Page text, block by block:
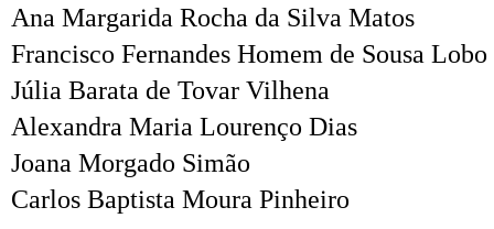
Ana Margarida Rocha da Silva Matos
Francisco Fernandes Homem de Sousa Lobo
Júlia Barata de Tovar Vilhena
Alexandra Maria Lourenço Dias
Joana Morgado Simão
Carlos Baptista Moura Pinheiro